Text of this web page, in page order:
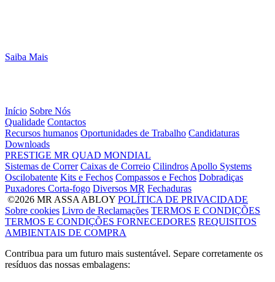
Saiba Mais
Início Sobre Nós
Qualidade Contactos
Recursos humanos Oportunidades de Trabalho Candidaturas
Downloads
PRESTIGE MR QUAD MONDIAL
Sistemas de Correr Caixas de Correio Cilindros Apollo Systems
Oscilobatente Kits e Fechos Compassos e Fechos Dobradiças
Puxadores Corta-fogo Diversos MR Fechaduras
©2026 MR ASSA ABLOY POLÍTICA DE PRIVACIDADE
Sobre cookies Livro de Reclamações TERMOS E CONDIÇÕES
TERMOS E CONDIÇÕES FORNECEDORES REQUISITOS
AMBIENTAIS DE COMPRA
Contribua para um futuro mais sustentável. Separe corretamente os
resíduos das nossas embalagens: